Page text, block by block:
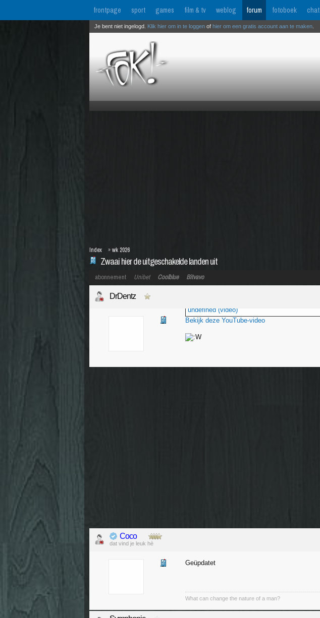
frontpage sport games film & tv weblog forum fotoboek chat
Je bent niet ingelogd. Klik hier om in te loggen of hier om een gratis account aan te maken
Zwaai hier de uitgeschakelde landen uit
Index »wk 2026
abonnement Unibet Coolblue Bitvavo
DrDentz
undefined (video)
Bekijk deze YouTube-video
Coco
dat vind je leuk hè
Geüpdatet
What can change the nature of a man?